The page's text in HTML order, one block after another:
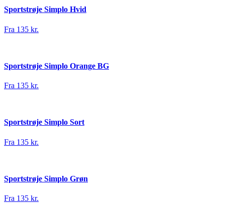
Sportstrøje Simplo Hvid
Fra 135 kr.
Sportstrøje Simplo Orange BG
Fra 135 kr.
Sportstrøje Simplo Sort
Fra 135 kr.
Sportstrøje Simplo Grøn
Fra 135 kr.